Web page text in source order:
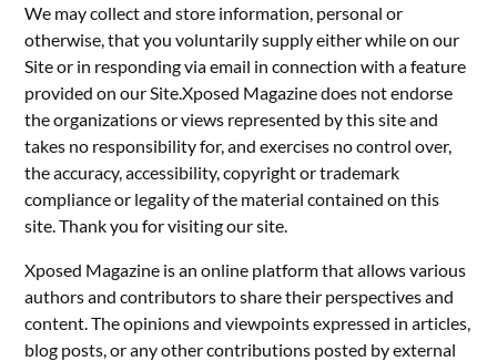
We may collect and store information, personal or
otherwise, that you voluntarily supply either while on our
Site or in responding via email in connection with a feature
provided on our Site.Xposed Magazine does not endorse
the organizations or views represented by this site and
takes no responsibility for, and exercises no control over,
the accuracy, accessibility, copyright or trademark
compliance or legality of the material contained on this
site. Thank you for visiting our site.
Xposed Magazine is an online platform that allows various
authors and contributors to share their perspectives and
content. The opinions and viewpoints expressed in articles,
blog posts, or any other contributions posted by external